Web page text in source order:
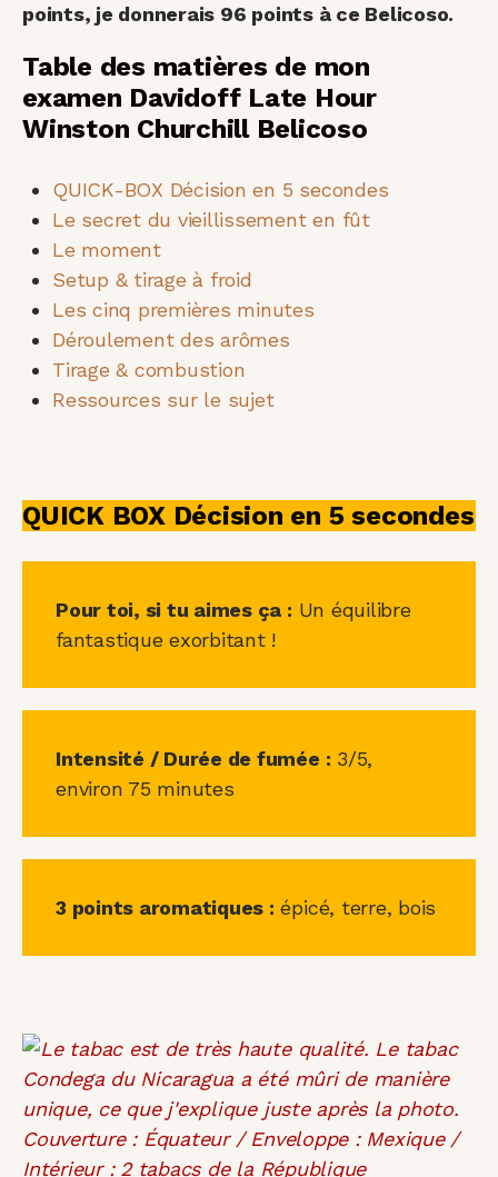
points, je donnerais 96 points à ce Belicoso.
Table des matières de mon
examen Davidoff Late Hour
Winston Churchill Belicoso
QUICK-BOX Décision en 5 secondes
Le secret du vieillissement en fût
Le moment
Setup & tirage à froid
Les cinq premières minutes
Déroulement des arômes
Tirage & combustion
Ressources sur le sujet
QUICK BOX Décision en 5 secondes
Pour toi, si tu aimes ça : Un équilibre
fantastique exorbitant !
Intensité / Durée de fumée : 3/5,
environ 75 minutes
3 points aromatiques : épicé, terre, bois